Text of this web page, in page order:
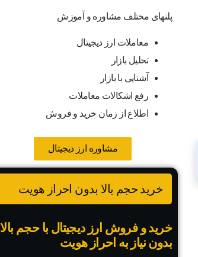
پلنهای مختلف مشاوره و آموزش
معاملات ارز دیجیتال
تحلیل بازار
آشنایی با بازار
رفع اشکالات معاملات
اطلاع از زمان خرید و فروش
مشاوره ارز دیجیتال
خرید حجم بالا بدون احراز هویت
خرید و فروش ارز دیجیتال با حجم بالا
بدون نیاز به احراز هویت